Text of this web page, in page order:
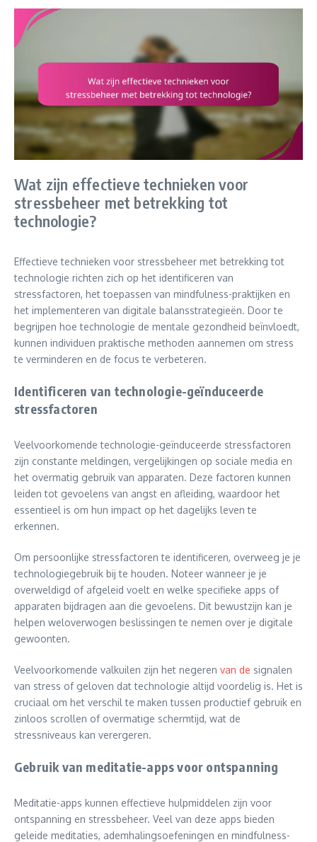
Wat zijn effectieve technieken voor
stressbeheer met betrekking tot
technologie?
Effectieve technieken voor stressbeheer met betrekking tot
technologie richten zich op het identificeren van
stressfactoren, het toepassen van mindfulness-praktijken en
het implementeren van digitale balansstrategieën. Door te
begrijpen hoe technologie de mentale gezondheid beïnvloedt,
kunnen individuen praktische methoden aannemen om stress
te verminderen en de focus te verbeteren.
Identificeren van technologie-geïnduceerde
stressfactoren
Veelvoorkomende technologie-geïnduceerde stressfactoren
zijn constante meldingen, vergelijkingen op sociale media en
het overmatig gebruik van apparaten. Deze factoren kunnen
leiden tot gevoelens van angst en afleiding, waardoor het
essentieel is om hun impact op het dagelijks leven te
erkennen.
Om persoonlijke stressfactoren te identificeren, overweeg je je
technologiegebruik bij te houden. Noteer wanneer je je
overweldigd of afgeleid voelt en welke specifieke apps of
apparaten bijdragen aan die gevoelens. Dit bewustzijn kan je
helpen weloverwogen beslissingen te nemen over je digitale
gewoonten.
Veelvoorkomende valkuilen zijn het negeren van de signalen
van stress of geloven dat technologie altijd voordelig is. Het is
cruciaal om het verschil te maken tussen productief gebruik en
zinloos scrollen of overmatige schermtijd, wat de
stressniveaus kan verergeren.
Gebruik van meditatie-apps voor ontspanning
Meditatie-apps kunnen effectieve hulpmiddelen zijn voor
ontspanning en stressbeheer. Veel van deze apps bieden
geleide meditaties, ademhalingsoefeningen en mindfulness-